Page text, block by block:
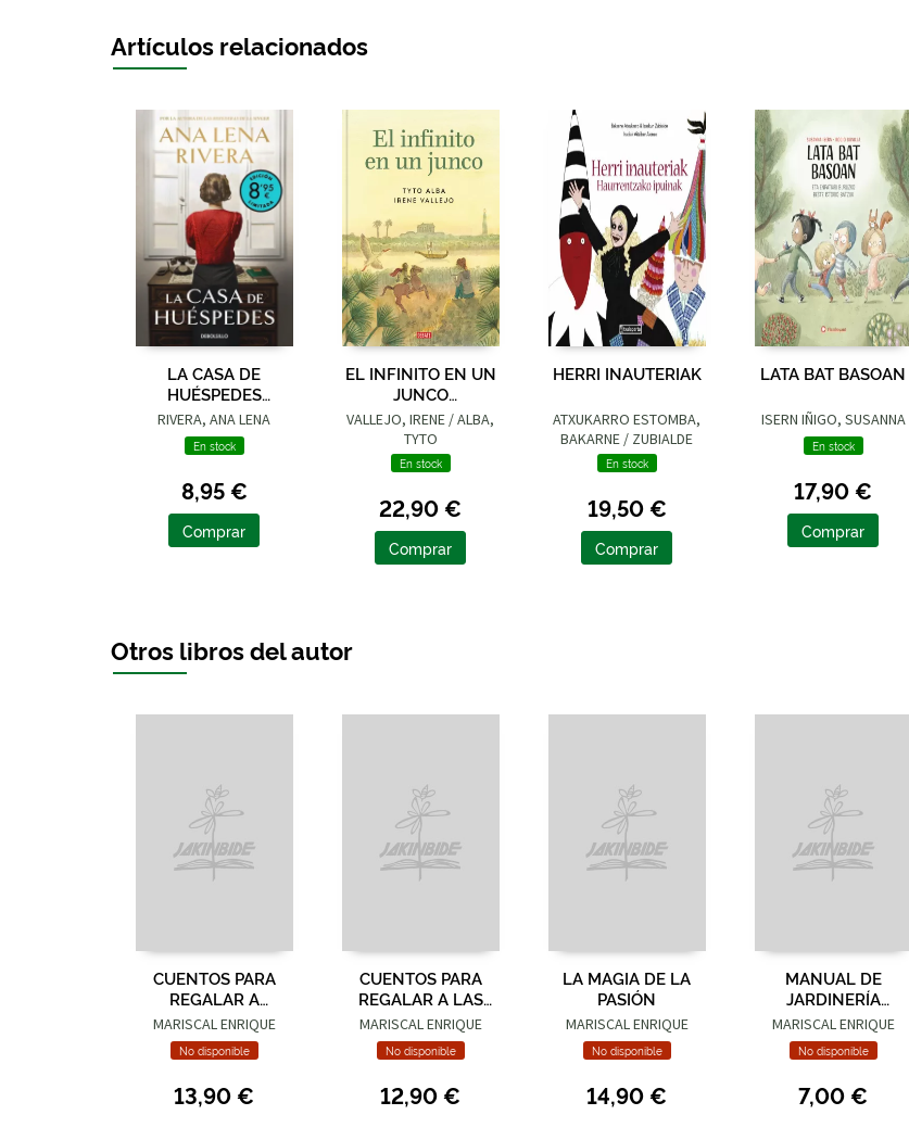
Artículos relacionados
LA CASA DE
HUÉSPEDES
(EDICIÓN LIMITADA ·
VERANO)
RIVERA, ANA LENA
En stock
8,95 €
Comprar
EL INFINITO EN UN
JUNCO
(ADAPTACIÓN
GRÁFICA)
VALLEJO, IRENE / ALBA,
TYTO
En stock
22,90 €
Comprar
HERRI INAUTERIAK
ATXUKARRO ESTOMBA,
BAKARNE / ZUBIALDE
GRAJIRENA, IZASKUN
En stock
19,50 €
Comprar
LATA BAT BASOAN
ISERN IÑIGO, SUSANNA
En stock
17,90 €
Comprar
Otros libros del autor
CUENTOS PARA
REGALAR A
ENAMORADOS
MARISCAL ENRIQUE
No disponible
13,90 €
CUENTOS PARA
REGALAR A LAS
PERSONAS QUE
AMAN
MARISCAL ENRIQUE
No disponible
12,90 €
LA MAGIA DE LA
PASIÓN
MARISCAL ENRIQUE
No disponible
14,90 €
MANUAL DE
JARDINERÍA
HUMANA
MARISCAL ENRIQUE
No disponible
7,00 €